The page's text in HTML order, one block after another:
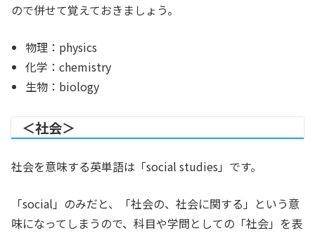
ので併せて覚えておきましょう。
物理：physics
化学：chemistry
生物：biology
＜社会＞
社会を意味する英単語は「social studies」です。
「social」のみだと、「社会の、社会に関する」という意
味になってしまうので、科目や学問としての「社会」を表